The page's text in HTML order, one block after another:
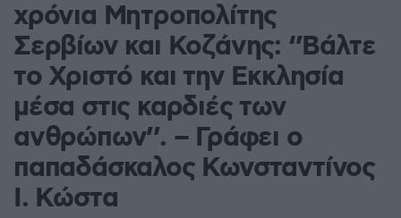
χρόνια Μητροπολίτης
Σερβίων και Κοζάνης: ‘’Βάλτε
το Χριστό και την Εκκλησία
μέσα στις καρδιές των
ανθρώπων’’. – Γράφει ο
παπαδάσκαλος Κωνσταντίνος
Ι. Κώστα